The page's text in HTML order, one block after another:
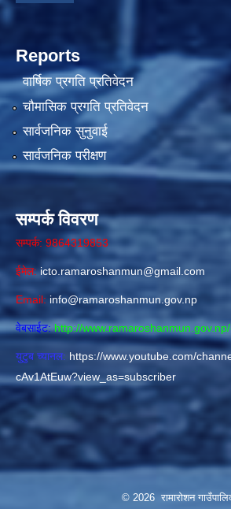
Reports
वार्षिक प्रगति प्रतिवेदन
चौमासिक प्रगति प्रतिवेदन
सार्वजनिक सुनुवाई
सार्वजनिक परीक्षण
सम्पर्क विवरण
सम्पर्क: 9864319853
ईमेल:icto.ramaroshanmun@gmail.com
Email: info@ramaroshanmun.gov.np
वेबसाईट:http://www.ramaroshanmun.gov.np/
युटुब च्यानल: https://www.youtube.com/
cAv1AtEuw?view_as=subscriber
© 2026 रामारोशन